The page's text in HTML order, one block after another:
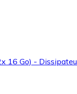
16 Go) -